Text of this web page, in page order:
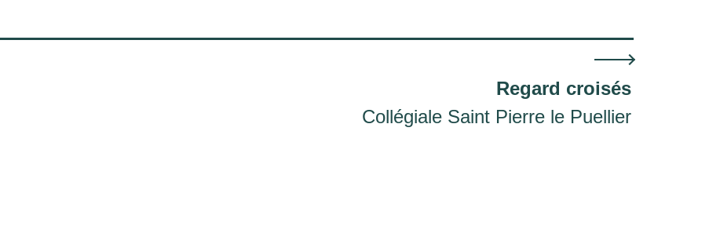
Regard croisés
Collégiale Saint Pierre le Puellier